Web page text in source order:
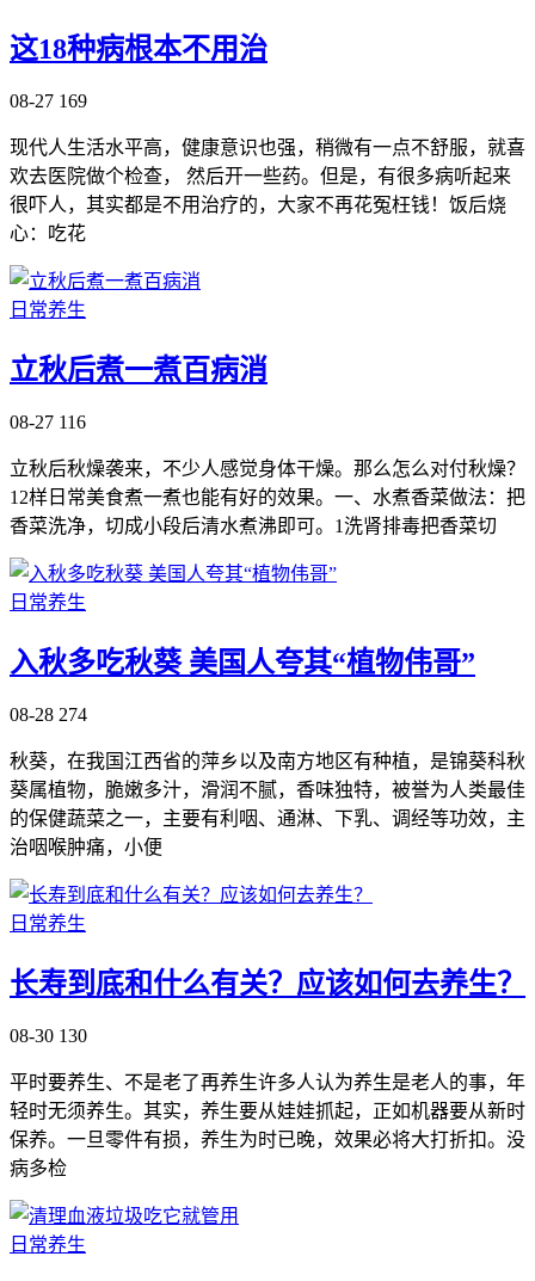
这18种病根本不用治
08-27 169
现代人生活水平高，健康意识也强，稍微有一点不舒服，就喜
欢去医院做个检查， 然后开一些药。但是，有很多病听起来
很吓人，其实都是不用治疗的，大家不再花冤枉钱！饭后烧
心：吃花
日常养生
立秋后煮一煮百病消
08-27 116
立秋后秋燥袭来，不少人感觉身体干燥。那么怎么对付秋燥？
12样日常美食煮一煮也能有好的效果。一、水煮香菜做法：把
香菜洗净，切成小段后清水煮沸即可。1洗肾排毒把香菜切
日常养生
入秋多吃秋葵 美国人夸其“植物伟哥”
08-28 274
秋葵，在我国江西省的萍乡以及南方地区有种植，是锦葵科秋
葵属植物，脆嫩多汁，滑润不腻，香味独特，被誉为人类最佳
的保健蔬菜之一，主要有利咽、通淋、下乳、调经等功效，主
治咽喉肿痛，小便
日常养生
长寿到底和什么有关？应该如何去养生？
08-30 130
平时要养生、不是老了再养生许多人认为养生是老人的事，年
轻时无须养生。其实，养生要从娃娃抓起，正如机器要从新时
保养。一旦零件有损，养生为时已晚，效果必将大打折扣。没
病多检
日常养生